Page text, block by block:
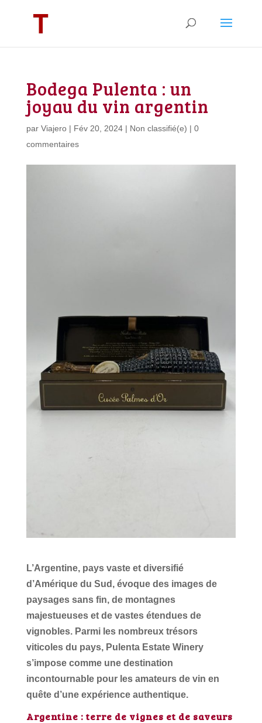
Bodega Pulenta : un
joyau du vin argentin
par Viajero| Fév 20, 2024| Non classifié(e) | 0
commentaires
L’Argentine, pays vaste et diversifié
d’Amérique du Sud, évoque des images de
paysages sans fin, de montagnes
majestueuses et de vastes étendues de
vignobles. Parmi les nombreux trésors
viticoles du pays, Pulenta Estate Winery
s’impose comme une destination
incontournable pour les amateurs de vin en
quête d’une expérience authentique.
Argentine : terre de vignes et de saveurs